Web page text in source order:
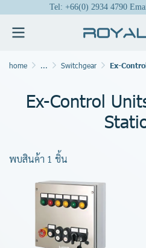
Tel: +66(0) 2934 4790
home ... Switchgear Ex-
Ex-Control
พบสินค้า 1 ชิ้น